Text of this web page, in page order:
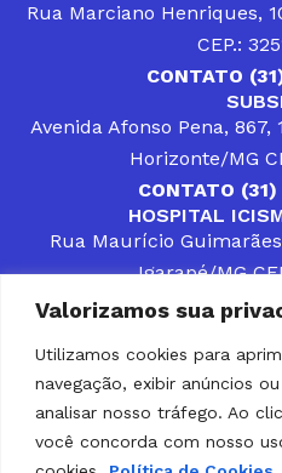
Valorizamos sua
Utilizamos cookies para
navegação, exibir anúncios
analisar nosso tráfego. Ao
você concorda com nosso
Rua Marciano Henriques,
CEP.:
CONTATO
Avenida Afonso Pena, 867,
Horizonte/MG
CONTATO
HOSPITAL
Rua Maurício
Igarapé/MG
CONTATOS (31) 3512-
DESENVOLVER
PÚBLICOS QUE
POPULAÇÃO DA REGIÃO
PARCEIRO DOS
SOLUÇÃO DE
GESTORES MUNICIPAIS,